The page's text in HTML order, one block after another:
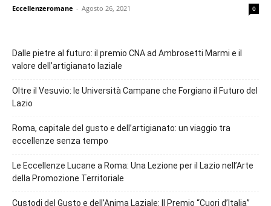
Eccellenzeromane - Agosto 26, 2021 0
Dalle pietre al futuro: il premio CNA ad Ambrosetti Marmi e il
valore dell’artigianato laziale
Oltre il Vesuvio: le Università Campane che Forgiano il Futuro del
Lazio
Roma, capitale del gusto e dell’artigianato: un viaggio tra
eccellenze senza tempo
Le Eccellenze Lucane a Roma: Una Lezione per il Lazio nell’Arte
della Promozione Territoriale
Custodi del Gusto e dell’Anima Laziale: Il Premio “Cuori d’Italia”